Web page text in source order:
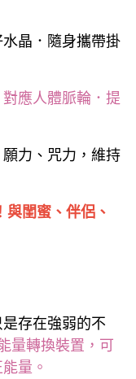
晶．隨身攜帶掛
應人體脈輪．提
力、咒力，維持
閨蜜、伴侶、
存在強弱的不
量轉換裝置，可
量。